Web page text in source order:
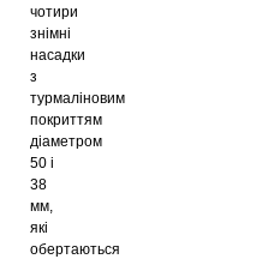
чотири
знімні
насадки
з
турмаліновим
покриттям
діаметром
50 і
38
мм,
які
обертаються